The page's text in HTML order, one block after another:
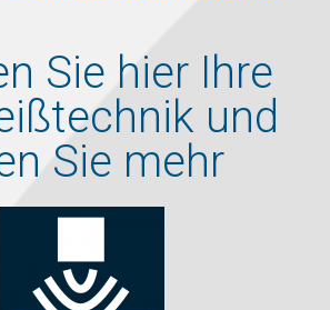
Sie hier Ihre
und
Sie mehr